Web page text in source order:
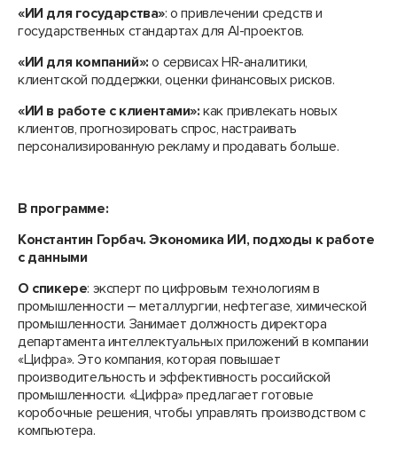
«ИИ для государства»: о привлечении средств и
государственных стандартах для AI-проектов.
«ИИ для компаний»: о сервисах HR-аналитики,
клиентской поддержки, оценки финансовых рисков.
«ИИ в работе с клиентами»:как привлекать новых
клиентов, прогнозировать спрос, настраивать
персонализированную рекламу и продавать больше.
В программе:
Константин Горбач. Экономика ИИ, подходы к работе
с данными
О спикере: эксперт по цифровым технологиям в
промышленности – металлургии, нефтегазе, химической
промышленности. Занимает должность директора
департамента интеллектуальных приложений в компании
«Цифра». Это компания, которая повышает
производительность и эффективность российской
промышленности. «Цифра» предлагает готовые
коробочные решения, чтобы управлять производством с
компьютера.